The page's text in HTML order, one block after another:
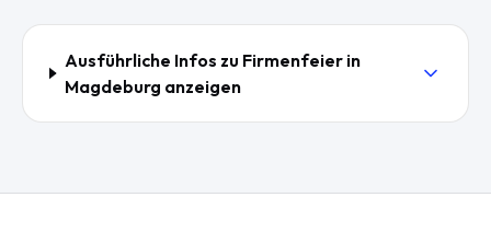
Ausführliche Infos zu Firmenfeier in
Magdeburg anzeigen